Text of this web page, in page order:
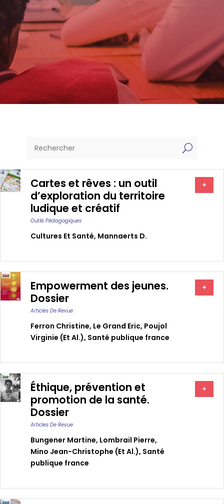
U
Cartes et rêves : un outil
d’exploration du territoire
ludique et créatif
Outils Pédagogiques
Cultures Et Santé, Mannaerts D.
+
Empowerment des jeunes.
Dossier
Articles De Revue
Ferron Christine, Le Grand Eric, Poujol
Virginie (et Al.), Santé publique france
+
Éthique, prévention et
promotion de la santé.
Dossier
Articles De Revue
Bungener Martine, Lombrail Pierre,
Mino Jean-Christophe (et Al.), Santé
publique france
+